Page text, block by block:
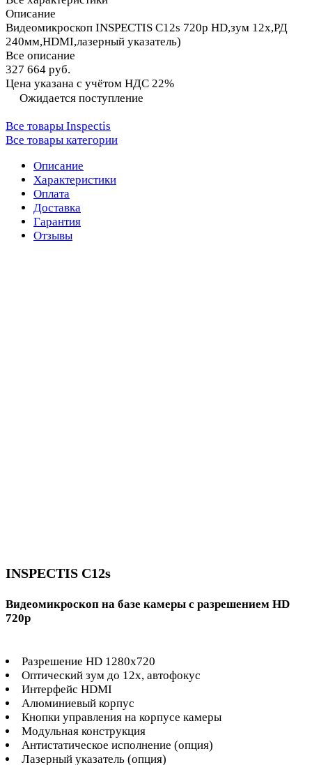
Описание
Видеомикроскоп INSPECTIS C12s 720p HD,зум 12x,РД
240мм,HDMI,лазерный указатель)
Все описание
327 664 руб.
Цена указана с учётом НДС 22%
Ожидается поступление
Все товары Inspectis
Все товары категории
Описание
Характеристики
Оплата
Доставка
Гарантия
Отзывы
INSPECTIS C12s
Видеомикроскоп на базе камеры с разрешением HD
720p
Разрешение HD 1280х720
Оптический зум до 12х, автофокус
Интерфейс HDMI
Алюминиевый корпус
Кнопки управления на корпусе камеры
Модульная конструкция
Антистатическое исполнение (опция)
Лазерный указатель (опция)